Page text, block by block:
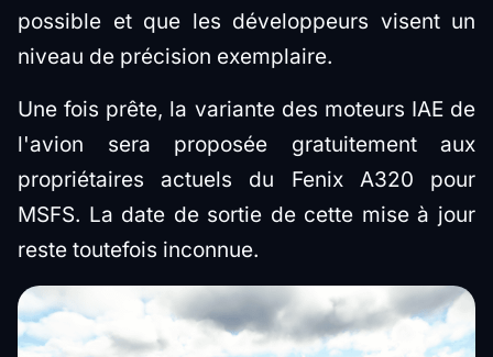
possible et que les développeurs visent un
niveau de précision exemplaire.
Une fois prête, la variante des moteurs IAE de
l'avion sera proposée gratuitement aux
propriétaires actuels du Fenix A320 pour
MSFS. La date de sortie de cette mise à jour
reste toutefois inconnue.